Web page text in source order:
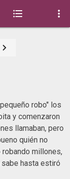
 

robo" los
y comenzaron
llamaban, pero
quién no
millones,
hasta estiró